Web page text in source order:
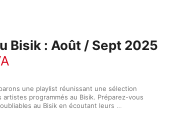
Bisik : Août / Sept 2025
une playlist réunissant une sélection
artistes programmés au Bisik. Préparez-vous
au Bisik en écoutant leurs